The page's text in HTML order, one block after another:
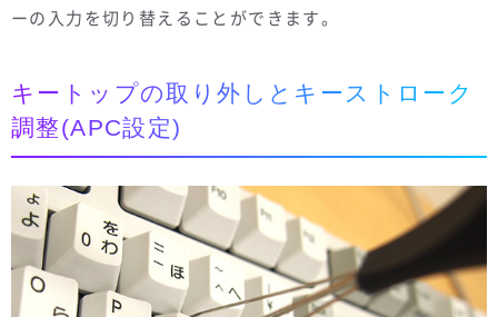
ーの入力を切り替えることができます。
キートップの取り外しとキーストローク
調整(APC設定)